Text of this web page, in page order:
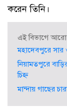
করেন তিনি।
এই বিভাগে
মহাদেবপুরে সার
নিয়ামতপুরে
চিহ্ন
মান্দায় গাছের